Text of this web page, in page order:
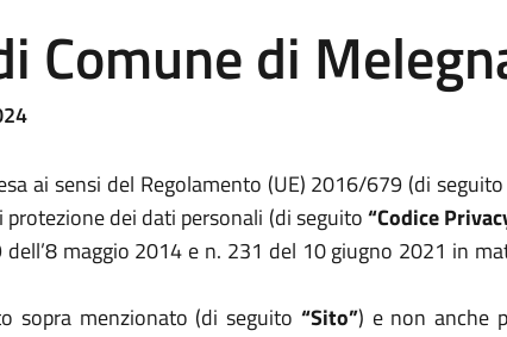
Comune di
ai sensi del Regolamento (UE) 2016/679 (di
dei dati personali (di seguito“Codice
maggio 2014 e n. 231 del 10 giugno 2021 in
sopra menzionato (di seguito “Sito”) e non anche